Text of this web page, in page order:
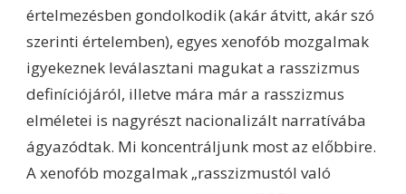
értelmezésben gondolkodik (akár átvitt, akár szó
szerinti értelemben), egyes xenofób mozgalmak
igyekeznek leválasztani magukat a rasszizmus
definíciójáról, illetve mára már a rasszizmus
elméletei is nagyrészt nacionalizált narratívába
ágyazódtak. Mi koncentráljunk most az előbbire.
A xenofób mozgalmak „rasszizmustól való